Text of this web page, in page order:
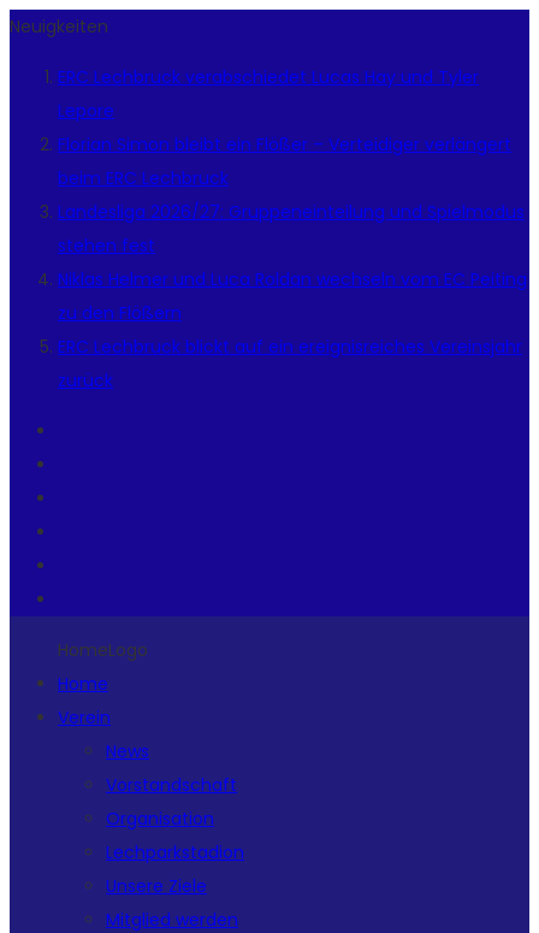
Neuigkeiten
ERC Lechbruck verabschiedet Lucas Hay und Tyler
Lepore
Florian Simon bleibt ein Flößer – Verteidiger verlängert
beim ERC Lechbruck
Landesliga 2026/27: Gruppeneinteilung und Spielmodus
stehen fest
Niklas Helmer und Luca Roldan wechseln vom EC Peiting
zu den Flößern
ERC Lechbruck blickt auf ein ereignisreiches Vereinsjahr
zurück
HomeLogo
Home
Verein
News
Vorstandschaft
Organisation
Lechparkstadion
Unsere Ziele
Mitglied werden